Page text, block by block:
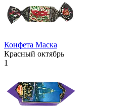
Конфета Маска
Красный октябрь
1